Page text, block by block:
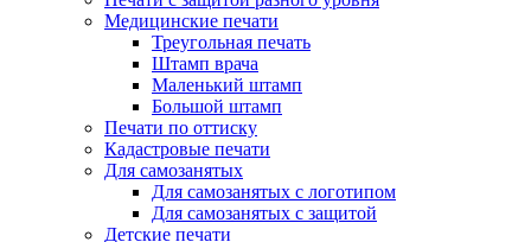
Медицинские печати
Треугольная печать
Штамп врача
Маленький штамп
Большой штамп
Печати по оттиску
Кадастровые печати
Для самозанятых
Для самозанятых с логотипом
Для самозанятых с защитой
Детские печати